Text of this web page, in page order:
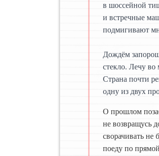
в шоссейной
и встречные
подмигивают
Дождём
стекло. Лечу во
Страна почти
одну из двух
О прошлом
не возвращусь
сворачивать не
поеду по